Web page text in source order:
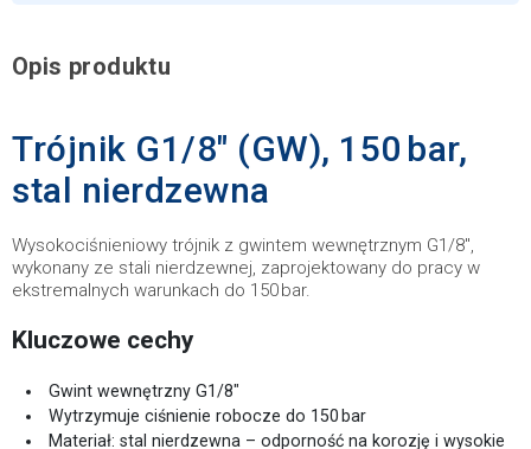
Opis produktu
Trójnik G1/8" (GW), 150 bar,
stal nierdzewna
Wysokociśnieniowy trójnik z gwintem wewnętrznym G1/8",
wykonany ze stali nierdzewnej, zaprojektowany do pracy w
ekstremalnych warunkach do 150 bar.
Kluczowe cechy
Gwint wewnętrzny G1/8"
Wytrzymuje ciśnienie robocze do 150 bar
Materiał: stal nierdzewna – odporność na korozję i wysokie